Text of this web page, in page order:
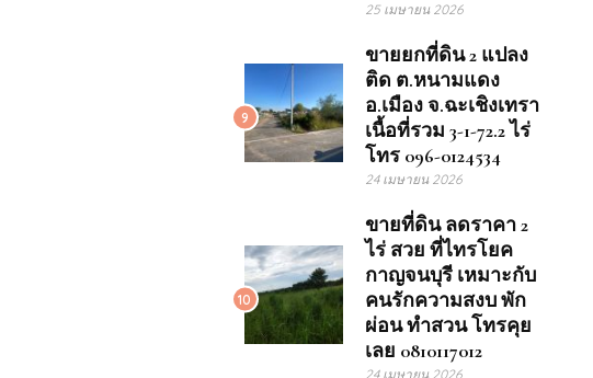
25 เมษายน 2026
9
ขายยกที่ดิน 2 แปลง
ติด ต.หนามแดง
อ.เมือง จ.ฉะเชิงเทรา
เนื้อที่รวม 3-1-72.2 ไร่
โทร 096-0124534
24 เมษายน 2026
10
ขายที่ดิน ลดราคา 2
ไร่ สวย ที่ไทรโยค
กาญจนบุรี เหมาะกับ
คนรักความสงบ พัก
ผ่อน ทำสวน โทรคุย
เลย 0810117012
24 เมษายน 2026